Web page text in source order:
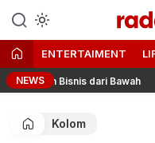
Informasi
Terkini Hari
ENTERTAIMENT
NEWS
Bisnis dari Bawah
Kolom